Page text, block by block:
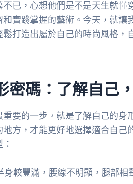
已，心想他們是不是天生就懂
實踐掌握的藝術。今天，就讓
鬆打造出屬於自己的時尚風格
密碼：了解自己
要的一步，就是了解自己的身
地方，才能更好地選擇適合自
身較豐滿，腰線不明顯，腿部相